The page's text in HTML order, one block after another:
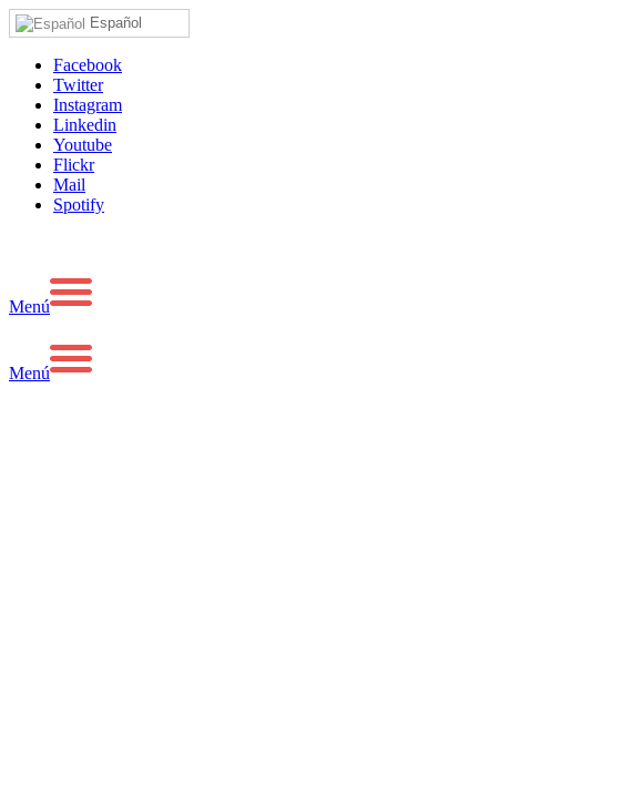
Español
Facebook
Twitter
Instagram
Linkedin
Youtube
Flickr
Mail
Spotify
Menú
Menú